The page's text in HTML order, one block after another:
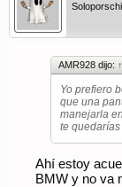
AMR928 dijo: ↑
Yo prefiero
que una
manejarla
te
Ahí estoy
BMW y no va